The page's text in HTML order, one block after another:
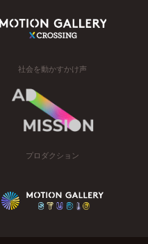
社会を動かすかけ声
プロダクション